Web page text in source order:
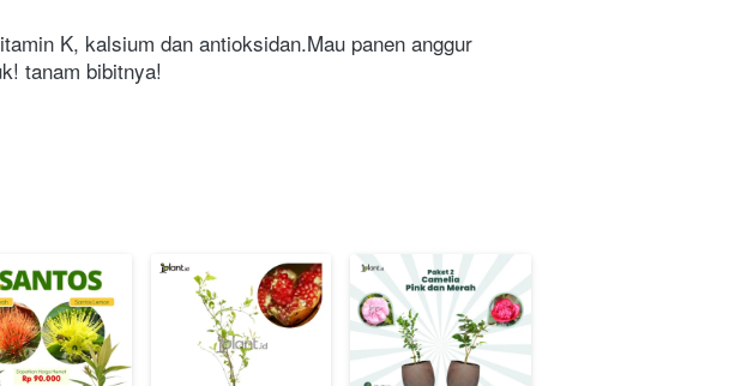
K, kalsium dan antioksidan.Mau panen anggur
tanam bibitnya!